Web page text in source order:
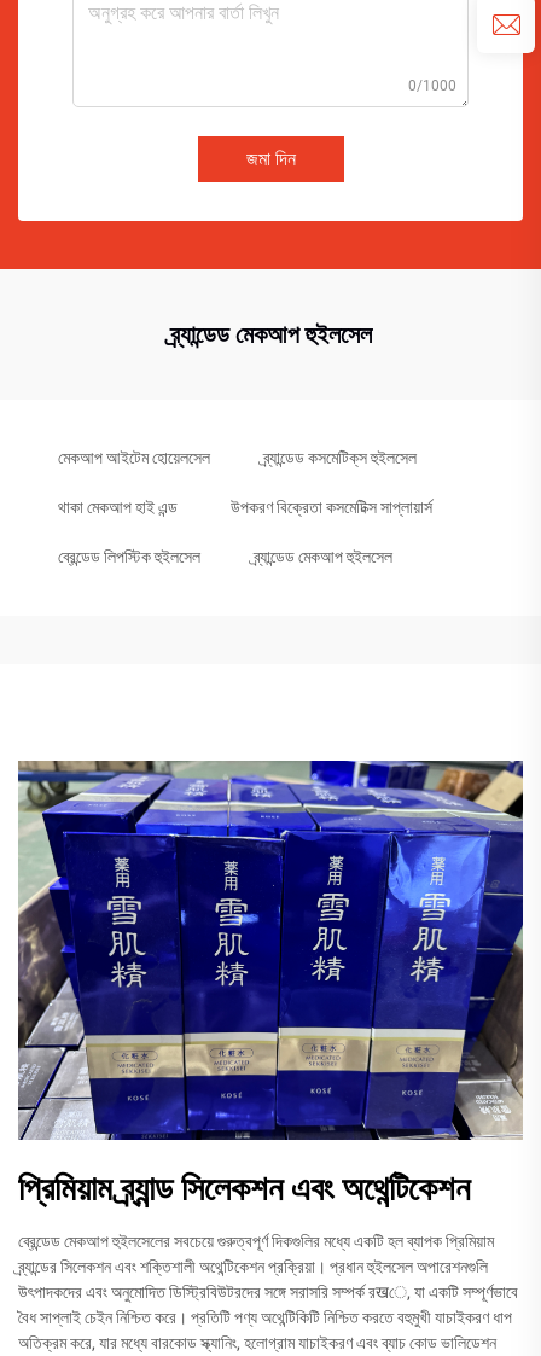
0/1000
জমা দিন
ব্র্যান্ডেড মেকআপ হুইলসেল
মেকআপ আইটেম হোয়েলসেল ব্র্যান্ডেড কসমেটিক্‌স হুইলসেল
থাকা মেকআপ হাই এন্ড উপকরণ বিক্রেতা কসমেটিক্স সাপ্লায়ার্স
ব্রেন্ডেড লিপস্টিক হুইলসেল ব্র্যান্ডেড মেকআপ হুইলসেল
প্রিমিয়াম ব্র্যান্ড সিলেকশন এবং অথেন্টিকেশন
ব্রেন্ডেড মেকআপ হুইলসেলের সবচেয়ে গুরুত্বপূর্ণ দিকগুলির মধ্যে একটি হল ব্যাপক প্রিমিয়াম
ব্র্যান্ডের সিলেকশন এবং শক্তিশালী অথেন্টিকেশন প্রক্রিয়া। প্রধান হুইলসেল অপারেশনগুলি
উৎপাদকদের এবং অনুমোদিত ডিস্ট্রিবিউটরদের সঙ্গে সরাসরি সম্পর্ক রखে, যা একটি সম্পূর্ণভাবে
বৈধ সাপ্লাই চেইন নিশ্চিত করে। প্রতিটি পণ্য অথেন্টিকিটি নিশ্চিত করতে বহুমুখী যাচাইকরণ ধাপ
অতিক্রম করে, যার মধ্যে বারকোড স্ক্যানিং, হলোগ্রাম যাচাইকরণ এবং ব্যাচ কোড ভালিডেশন